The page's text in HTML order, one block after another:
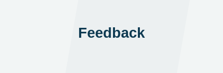
Feedback